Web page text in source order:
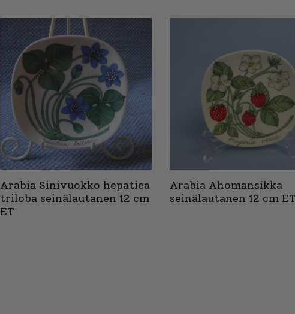
Arabia Sinivuokko hepatica
triloba seinälautanen 12 cm
ET
Arabia Ahomansikka
seinälautanen 12 cm